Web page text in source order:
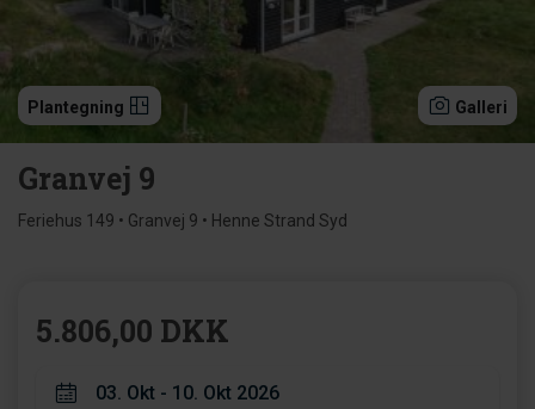
Plantegning Galleri
Granvej 9
Feriehus 149 • Granvej 9 • Henne Strand Syd
5.806,00 DKK